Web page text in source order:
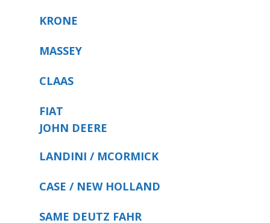
KRONE
MASSEY
CLAAS
FIAT
JOHN DEERE
LANDINI / MCORMICK
CASE / NEW HOLLAND
SAME DEUTZ FAHR